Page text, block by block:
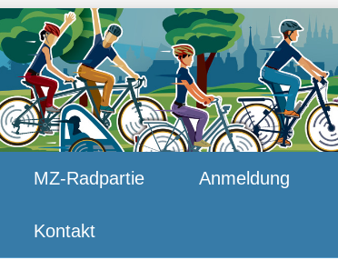
MZ-Radpartie Anmeldung
Kontakt